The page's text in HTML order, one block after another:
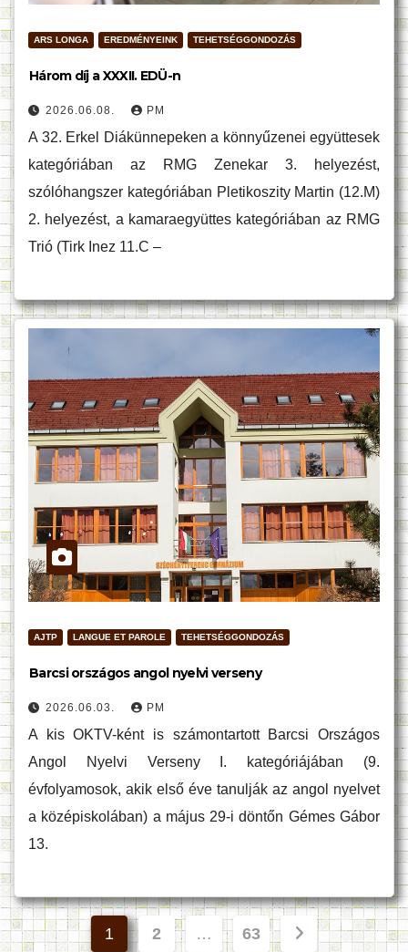
ARS LONGA EREDMÉNYEINK TEHETSÉGGONDOZÁS
Három díj a XXXII. EDÜ-n
2026.06.08. PM
A 32. Erkel Diákünnepeken a könnyűzenei együttesek
kategóriában az RMG Zenekar 3. helyezést,
szólóhangszer kategóriában Pletikoszity Martin (12.M)
2. helyezést, a kamaraegyüttes kategóriában az RMG
Trió (Tirk Inez 11.C –
AJTP LANGUE ET PAROLE TEHETSÉGGONDOZÁS
Barcsi országos angol nyelvi verseny
2026.06.03. PM
A kis OKTV-ként is számontartott Barcsi Országos
Angol Nyelvi Verseny I. kategóriájában (9.
évfolyamosok, akik első éve tanulják az angol nyelvet
a középiskolában) a május 29-i döntőn Gémes Gábor
13.
Bejegyzések
1 2 … 63